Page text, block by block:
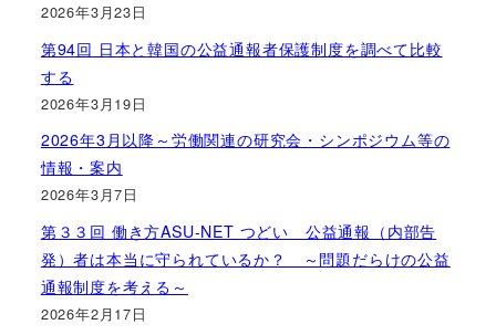
2026年3月23日
第94回 日本と韓国の公益通報者保護制度を調べて比較
する
2026年3月19日
2026年3月以降～労働関連の研究会・シンポジウム等の
情報・案内
2026年3月7日
第３３回 働き方ASU-NET つどい 公益通報（内部告
発）者は本当に守られているか？ ～問題だらけの公益
通報制度を考える～
2026年2月17日